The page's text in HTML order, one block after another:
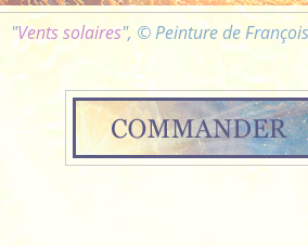
"Vents solaires", © Peinture de François